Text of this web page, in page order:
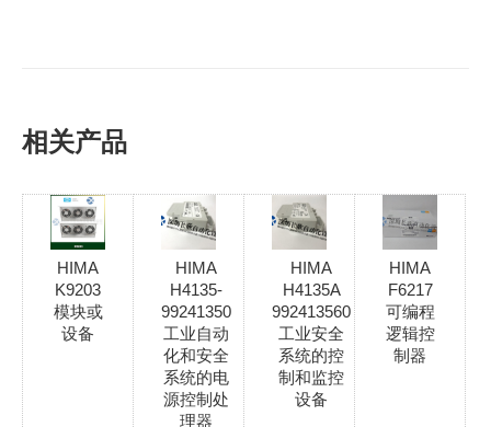
相关产品
HIMA
K9203
模块或
设备
HIMA
H4135-
99241350
工业自动
化和安全
系统的电
源控制处
理器
HIMA
H4135A
992413560
工业安全
系统的控
制和监控
设备
HIMA
F6217
可编程
逻辑控
制器